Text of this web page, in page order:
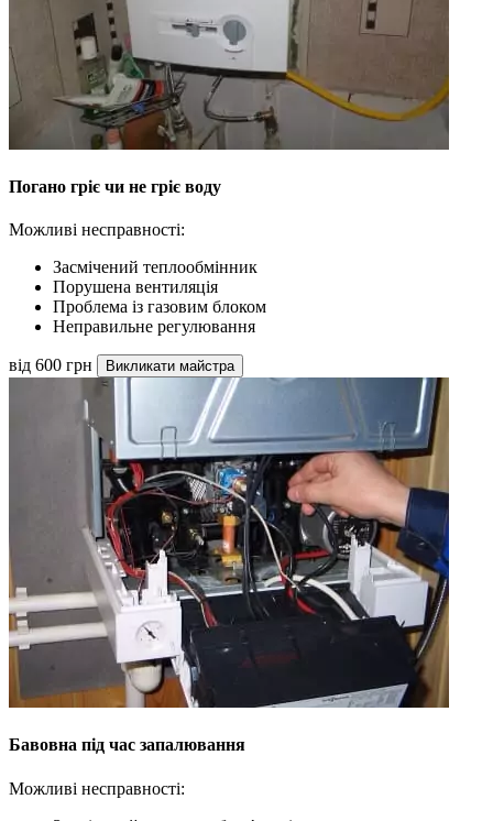
Погано гріє чи не гріє воду
Можливі несправності:
Засмічений теплообмінник
Порушена вентиляція
Проблема із газовим блоком
Неправильне регулювання
від 600 грн Викликати майстра
Бавовна під час запалювання
Можливі несправності: